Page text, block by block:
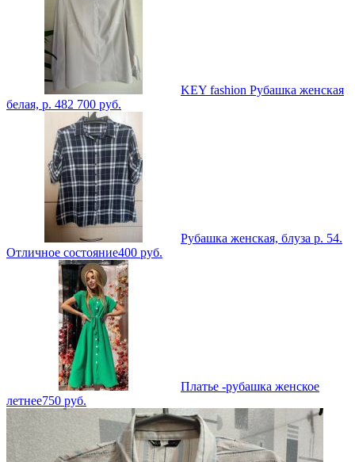
KEY fashion Рубашка женская
белая, р. 482 700 руб.
Рубашка женская, блуза р. 54.
Отличное состояние400 руб.
Платье -рубашка женское
летнее750 руб.